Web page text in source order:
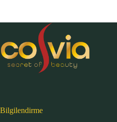
Bilgilendirme